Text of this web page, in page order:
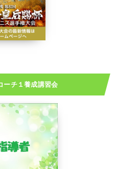
ーチ１養成講習会